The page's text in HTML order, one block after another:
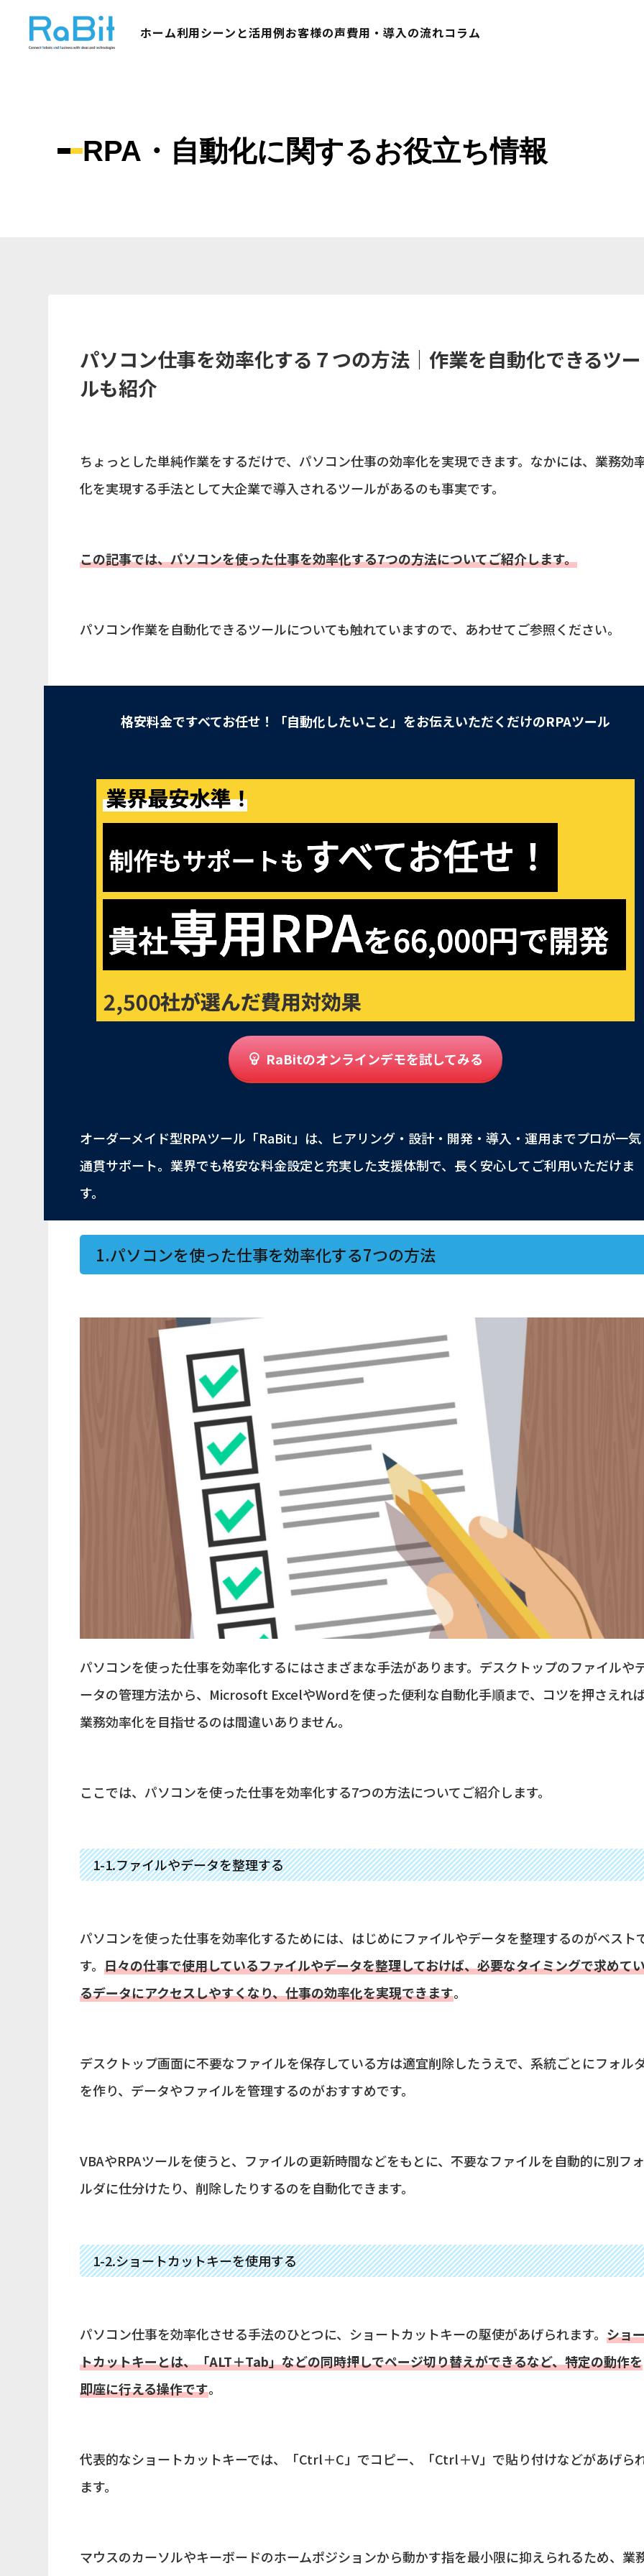
ホーム利用シーンと活用例お客様の声費用・導入の流れコラム
RPA・自動化に関するお役立ち情報
パソコン仕事を効率化する７つの方法｜作業を自動化できるツー
ルも紹介
ちょっとした単純作業をするだけで、パソコン仕事の効率化を実現できます。なかには、業務効
化を実現する手法として大企業で導入されるツールがあるのも事実です。
この記事では、パソコンを使った仕事を効率化する7つの方法についてご紹介します。
パソコン作業を自動化できるツールについても触れていますので、あわせてご参照ください。
格安料金ですべてお任せ！「自動化したいこと」をお伝えいただくだけのRPAツール
RaBitのオンラインデモを試してみる
オーダーメイド型RPAツール「RaBit」は、ヒアリング・設計・開発・導入・運用までプロが一気
通貫サポート。業界でも格安な料金設定と充実した支援体制で、長く安心してご利用いただけま
す。
1.パソコンを使った仕事を効率化する7つの方法
パソコンを使った仕事を効率化するにはさまざまな手法があります。デスクトップのファイルや
ータの管理方法から、Microsoft ExcelやWordを使った便利な自動化手順まで、コツを押さえれ
業務効率化を目指せるのは間違いありません。
ここでは、パソコンを使った仕事を効率化する7つの方法についてご紹介します。
1-1.ファイルやデータを整理する
パソコンを使った仕事を効率化するためには、はじめにファイルやデータを整理するのがベスト
す。日々の仕事で使用しているファイルやデータを整理しておけば、必要なタイミングで求めて
るデータにアクセスしやすくなり、仕事の効率化を実現できます。
デスクトップ画面に不要なファイルを保存している方は適宜削除したうえで、系統ごとにフォル
を作り、データやファイルを管理するのがおすすめです。
VBAやRPAツールを使うと、ファイルの更新時間などをもとに、不要なファイルを自動的に別フ
ルダに仕分けたり、削除したりするのを自動化できます。
1-2.ショートカットキーを使用する
パソコン仕事を効率化させる手法のひとつに、ショートカットキーの駆使があげられます。ショ
トカットキーとは、「ALT＋Tab」などの同時押しでページ切り替えができるなど、特定の動作を
即座に行える操作です。
代表的なショートカットキーでは、「Ctrl＋C」でコピー、「Ctrl＋V」で貼り付けなどがあげら
ます。
マウスのカーソルやキーボードのホームポジションから動かす指を最小限に抑えられるため、業